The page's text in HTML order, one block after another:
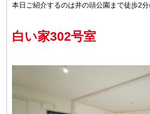
本日ご紹介するのは井の頭公園まで徒歩2
白い家302号室